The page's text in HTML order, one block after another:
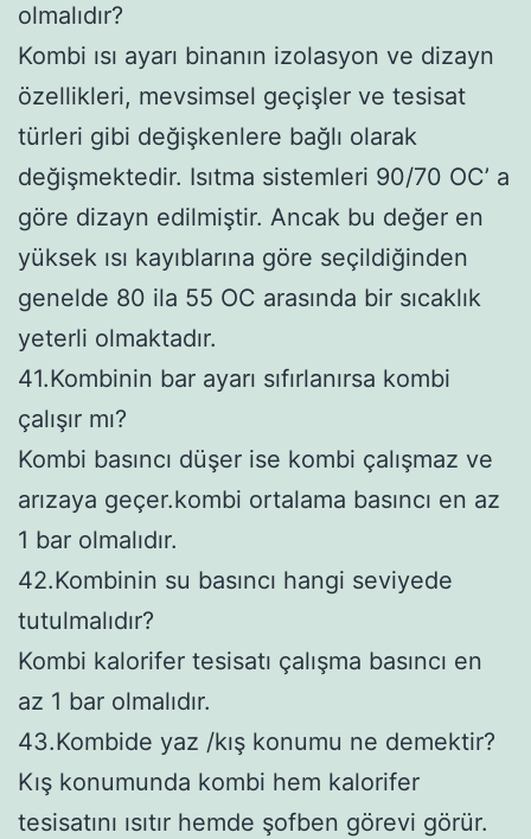
olmalıdır?
Kombi ısı ayarı binanın izolasyon ve dizayn
özellikleri, mevsimsel geçişler ve tesisat
türleri gibi değişkenlere bağlı olarak
değişmektedir. Isıtma sistemleri 90/70 OC’ a
göre dizayn edilmiştir. Ancak bu değer en
yüksek ısı kayıblarına göre seçildiğinden
genelde 80 ila 55 OC arasında bir sıcaklık
yeterli olmaktadır.
41.Kombinin bar ayarı sıfırlanırsa kombi
çalışır mı?
Kombi basıncı düşer ise kombi çalışmaz ve
arızaya geçer.kombi ortalama basıncı en az
1 bar olmalıdır.
42.Kombinin su basıncı hangi seviyede
tutulmalıdır?
Kombi kalorifer tesisatı çalışma basıncı en
az 1 bar olmalıdır.
43.Kombide yaz /kış konumu ne demektir?
Kış konumunda kombi hem kalorifer
tesisatını ısıtır hemde şofben görevi görür.